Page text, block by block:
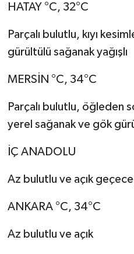
HATAY °C, 32°C
Parçalı bulutlu, kıyı
gürültülü sağanak yağışlı
MERSİN °C, 34°C
Parçalı bulutlu, öğleden
yerel sağanak ve gök
İÇ ANADOLU
Az bulutlu ve açık
ANKARA °C, 34°C
Az bulutlu ve açık